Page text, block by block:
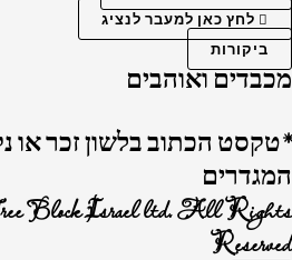
לחץ כאן למעבר לנציג
ביקורות
מכבדים ואוהבים
*טקסט הכתוב בלשון זכר או
המגדרים
Block Israel ltd. All Rights
Reserved